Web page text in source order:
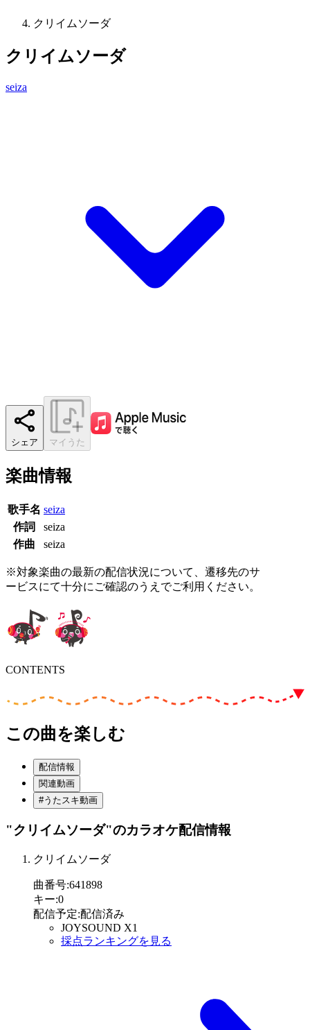
クリイムソーダ
クリイムソーダ
seiza
シェア マイうた
楽曲情報
歌手名 seiza
作詞
seiza
作曲
seiza
※対象楽曲の最新の配信状況について、遷移先のサ
ービスにて十分にご確認のうえでご利用ください。
CONTENTS
この曲を楽しむ
配信情報
関連動画
#うたスキ動画
"クリイムソーダ"のカラオケ配信情報
クリイムソーダ
曲番号:641898
キー:0
配信予定:配信済み
JOYSOUND X1
採点ランキングを見る